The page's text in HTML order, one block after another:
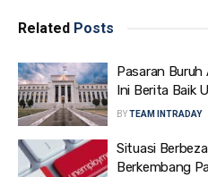
Related Posts
Pasaran Buruh
Ini Berita Baik
BYTEAM INTRADAY
Situasi
Berkembang